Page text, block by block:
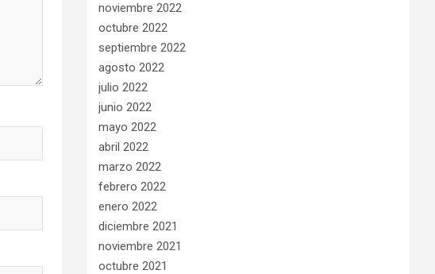
noviembre 2022
octubre 2022
septiembre 2022
agosto 2022
julio 2022
junio 2022
mayo 2022
abril 2022
marzo 2022
febrero 2022
enero 2022
diciembre 2021
noviembre 2021
octubre 2021